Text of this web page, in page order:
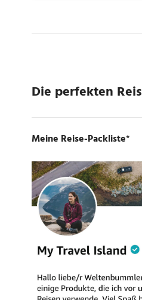
Die perfekten
Meine Reise-Packliste*